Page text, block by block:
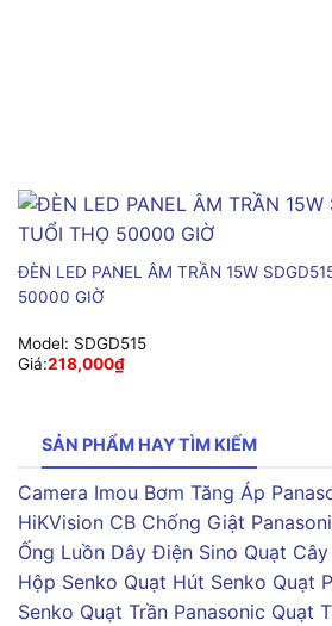
ĐÈN LED PANEL ÂM TRẦN 15W
50000 GIỜ
Model: SDGD515
Giá:218,000₫
SẢN PHẨM HAY TÌM KIẾM
Camera Imou Bơm Tăng Áp
HiKVision CB Chống Giật
Ống Luồn Dây Điện Sino Quạt
Hộp Senko Quạt Hút Senko Quạt
Senko Quạt Trần Panasonic Quạt